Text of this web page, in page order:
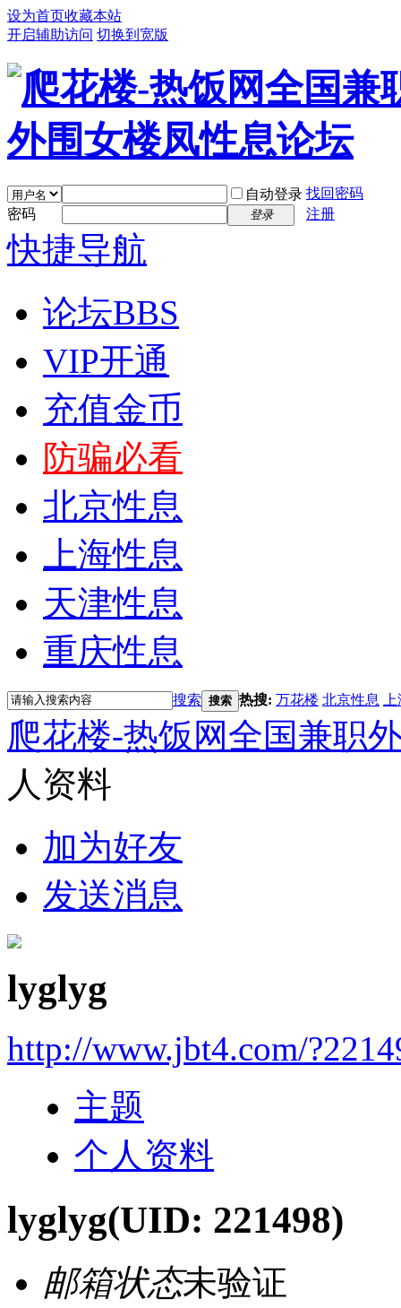
设为首页收藏本站
开启辅助访问 切换到宽版
自动登录 找回密码
密码
登录 注册
快捷导航
论坛BBS
VIP开通
充值金币
防骗必看
北京性息
上海性息
天津性息
重庆性息
搜索 搜索 热搜: 万花楼 北京性息
爬花楼-热饭网全国兼职
人资料
加为好友
发送消息
lyglyg
http://www.jbt4.com/
主题
个人资料
lyglyg(UID: 221498)
邮箱状态未验证